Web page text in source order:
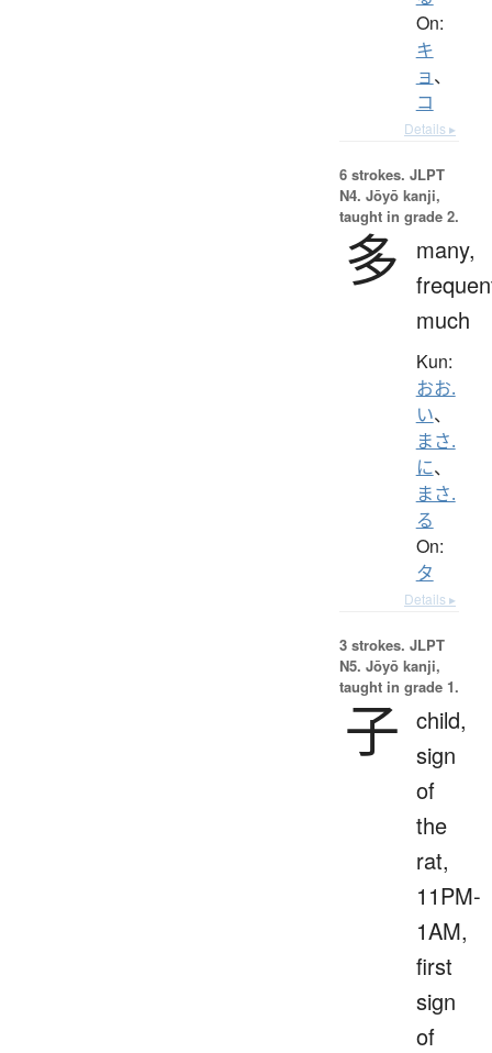
On:
キ
ョ、
コ
Details ▸
6 strokes. JLPT
N4. Jōyō kanji,
taught in grade 2.
多
many,
much
Kun:
おお.
い、
まさ.
に、
まさ.
る
On:
タ
Details ▸
3 strokes. JLPT
N5. Jōyō kanji,
taught in grade 1.
子 child,
sign
of
the
rat,
11PM-
1AM,
first
sign
of